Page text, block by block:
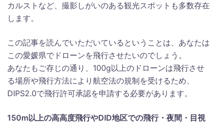
カルストなど、撮影しがいのある観光スポットも多数存在
します。
この記事を読んでいただいているということは、あなたは
この愛媛県でドローンを飛行させたいのでしょう。
あなたもご存じの通り、100g以上のドローンは飛行させ
る場所や飛行方法により航空法の規制を受けるため、
DIPS2.0で飛行許可承認を申請する必要があります。
150m以上の高高度飛行やDID地区での飛行・夜間・目視